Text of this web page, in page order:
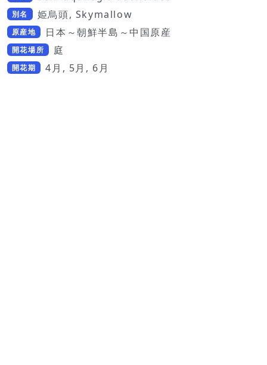
別名 姫烏頭, Skymallow
原産地 日本～朝鮮半島～中国原産
開花場所 庭
開花期 4月, 5月, 6月